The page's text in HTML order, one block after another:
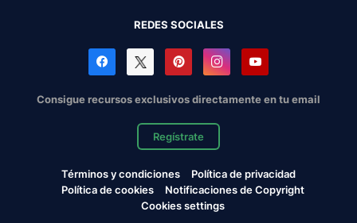
REDES SOCIALES
Consigue recursos exclusivos directamente en tu email
Regístrate
Términos y condiciones
Política de privacidad
Política de cookies
Notificaciones de Copyright
Cookies settings